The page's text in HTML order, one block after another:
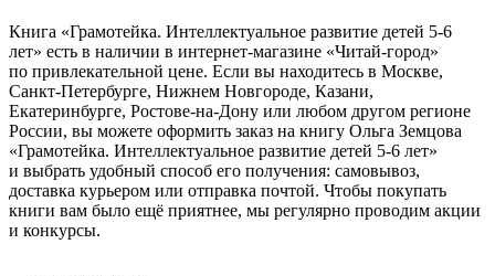
Книга «Грамотейка. Интеллектуальное развитие детей 5-6
лет» есть в наличии в интернет-магазине «Читай-город»
по привлекательной цене. Если вы находитесь в Москве,
Санкт-Петербурге, Нижнем Новгороде, Казани,
Екатеринбурге, Ростове-на-Дону или любом другом регионе
России, вы можете оформить заказ на книгу Ольга Земцова
«Грамотейка. Интеллектуальное развитие детей 5-6 лет»
и выбрать удобный способ его получения: самовывоз,
доставка курьером или отправка почтой. Чтобы покупать
книги вам было ещё приятнее, мы регулярно проводим акции
и конкурсы.